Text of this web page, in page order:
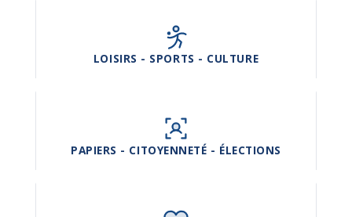
LOISIRS - SPORTS - CULTURE
PAPIERS - CITOYENNETÉ - ÉLECTIONS